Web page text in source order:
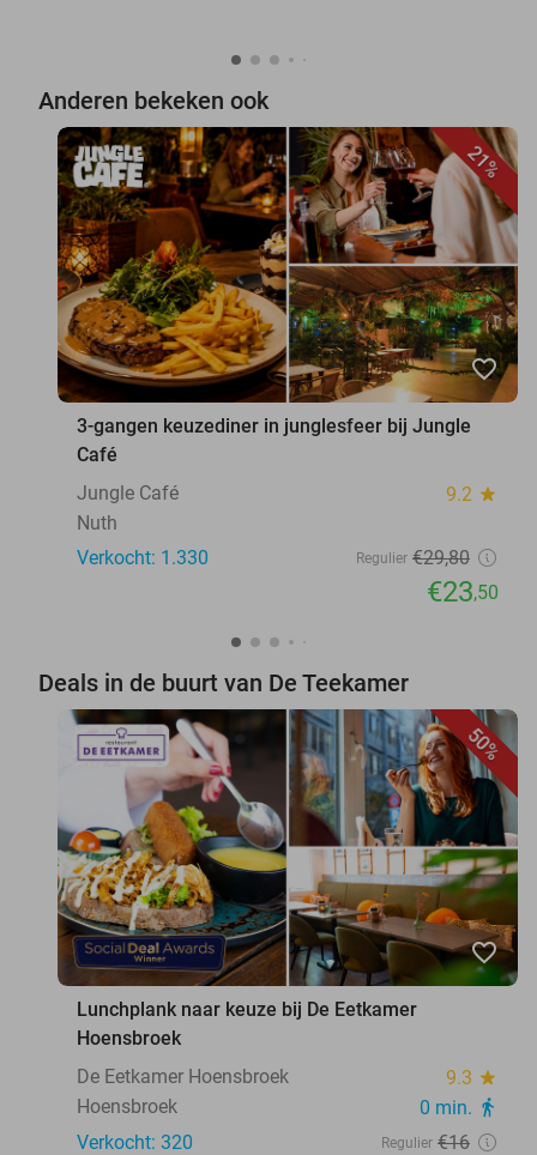
Anderen bekeken ook
21%
favorite_border
3-gangen keuzediner in junglesfeer bij Jungle
Café
Jungle Café
9.2 star
Nuth
Verkocht: 1.330
Regulier €29,80
€23,50
Deals in de buurt van De Teekamer
50%
favorite_border
Lunchplank naar keuze bij De Eetkamer
Hoensbroek
De Eetkamer Hoensbroek
9.3 star
Hoensbroek 0 min. directions_walk
Verkocht: 320 Regulier €16